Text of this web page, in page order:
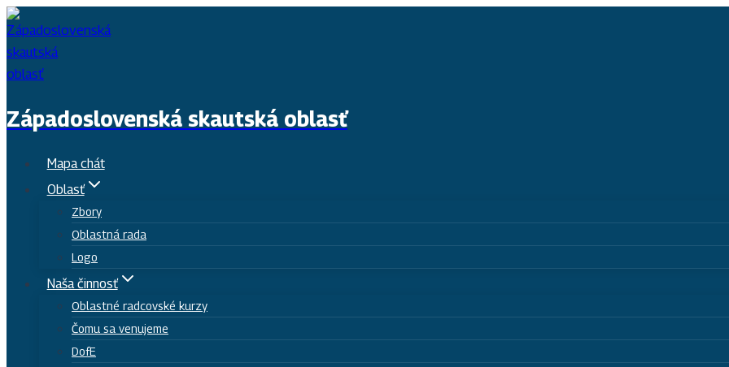
Skip
to
content
Západoslovenská skautská oblasť
Mapa chát
Oblasť
Zbory
Oblastná rada
Logo
Naša činnosť
Oblastné radcovské kurzy
Čomu sa venujeme
DofE